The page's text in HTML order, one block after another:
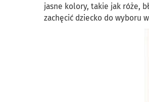
jasne kolory, takie jak róże,
zachęcić dziecko do wyboru